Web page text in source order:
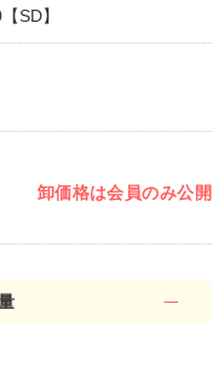
SD】
卸価格は会員のみ公開